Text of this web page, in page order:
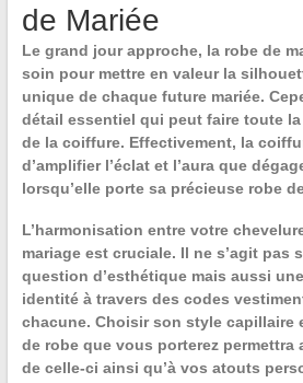
de Mariée
Le grand jour approche, la robe de
soin pour mettre en valeur la
unique de chaque future mariée.
détail essentiel qui peut faire toute
de la coiffure. Effectivement, la
d’amplifier l’éclat et l’aura que
lorsqu’elle porte sa précieuse robe
L’harmonisation entre votre
mariage est cruciale. Il ne s’agit pas
question d’esthétique mais aussi
identité à travers des codes
chacune. Choisir son style capillaire
de robe que vous porterez
de celle-ci ainsi qu’à vos atouts